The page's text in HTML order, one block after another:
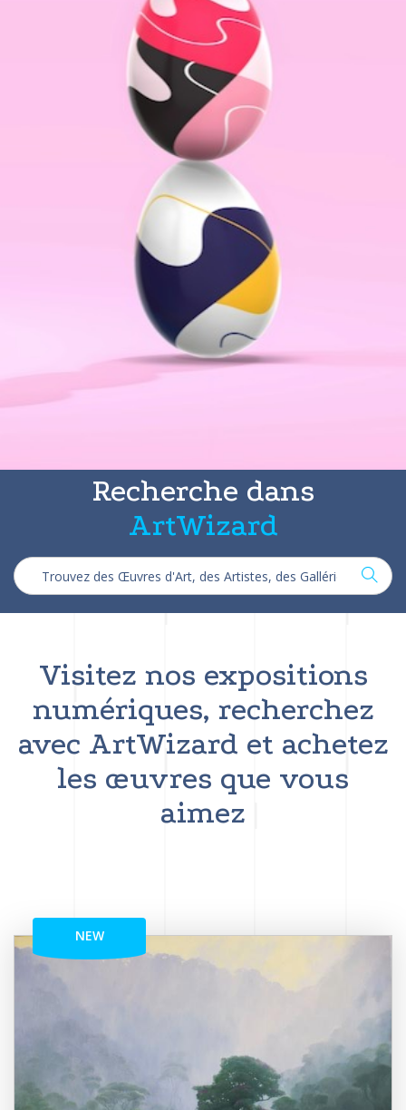
Recherche dans
ArtWizard
Visitez nos expositions
numériques, recherchez
avec ArtWizard et achetez
les œuvres que vous
aimez
NEW